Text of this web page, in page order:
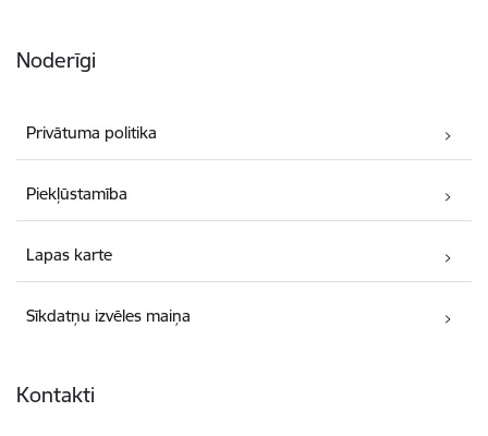
Noderīgi
Privātuma politika
Piekļūstamība
Lapas karte
Sīkdatņu izvēles maiņa
Kontakti